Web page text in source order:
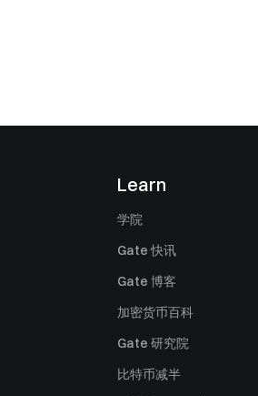
Learn
学院
Gate 快讯
Gate 博客
加密货币百科
Gate 研究院
比特币减半